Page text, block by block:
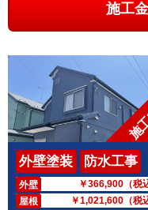
施工
施
外壁塗装 防水工事
外壁
￥366,900（税
屋根
￥1,021,600（税